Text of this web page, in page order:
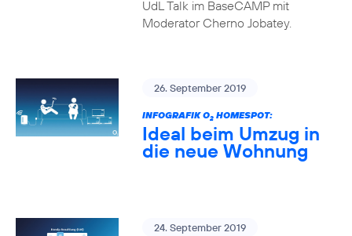
UdL Talk im BaseCAMP mit
Moderator Cherno Jobatey.
26. September 2019
INFOGRAFIK O2HOMESPOT:
Ideal beim Umzug in
die neue Wohnung
24. September 2019